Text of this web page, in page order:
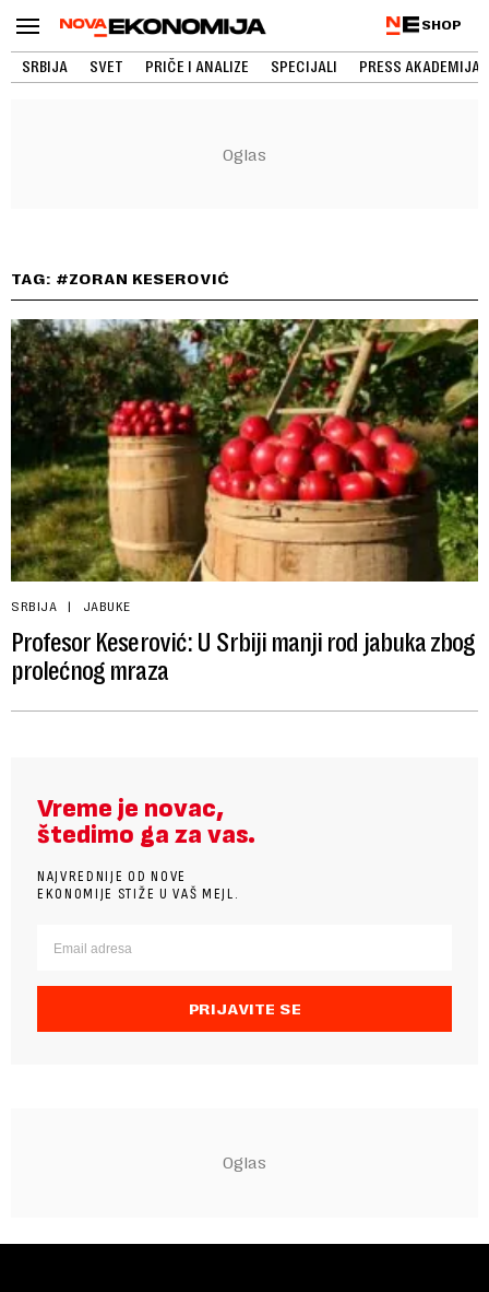
SHOP
SRBIJA SVET PRIČE I ANALIZE SPECIJALI PRESS AKADEMIJA
TAG: #ZORAN KESEROVIĆ
SRBIJA JABUKE
Profesor Keserović: U Srbiji manji rod jabuka zbog
prolećnog mraza
Vreme je novac,
štedimo ga za vas.
NAJVREDNIJE OD NOVE
EKONOMIJE STIŽE U VAŠ MEJL.
PRIJAVITE SE